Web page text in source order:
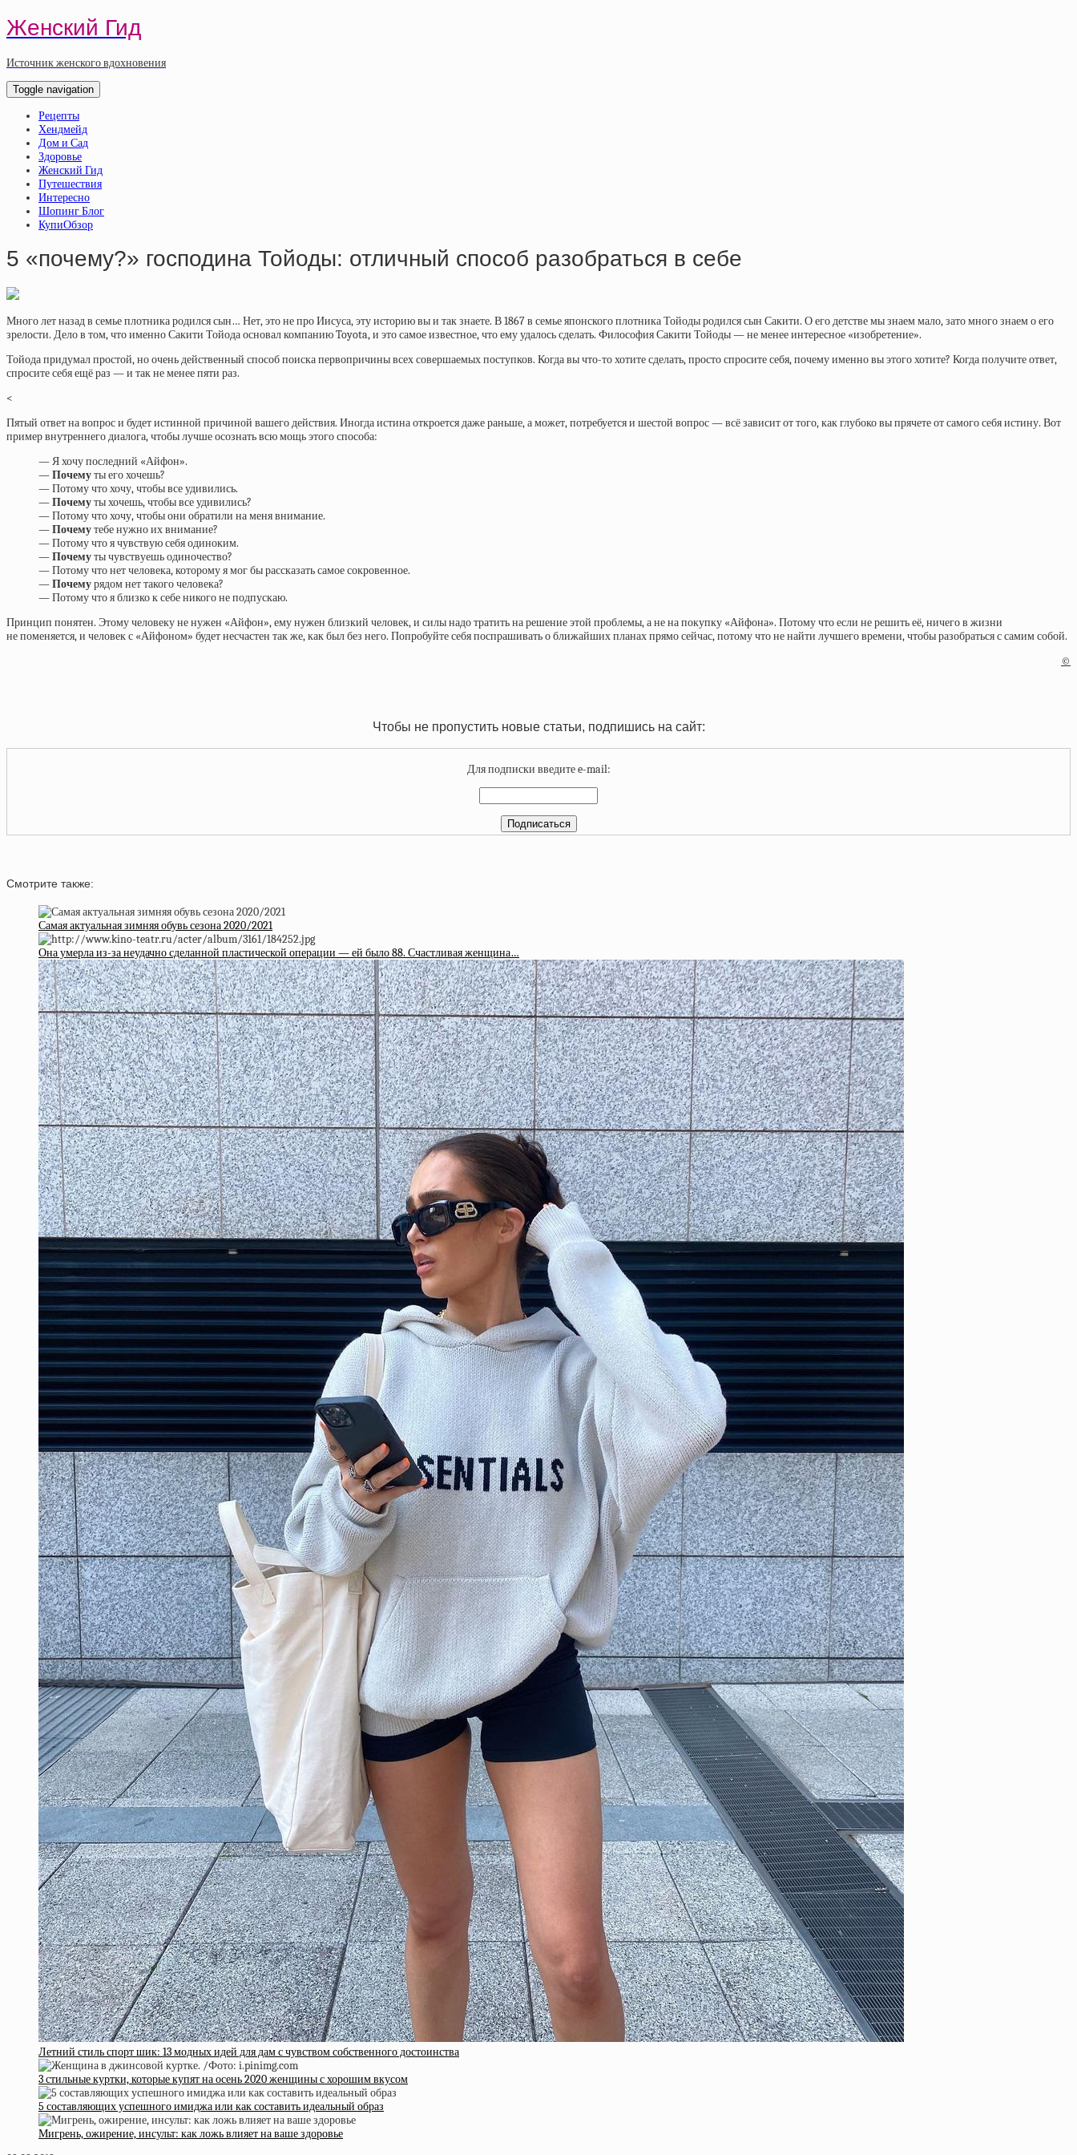
Женский Гид
Источник женского вдохновения
Toggle navigation
Рецепты
Хендмейд
Дом и Сад
Здоровье
Женский Гид
Путешествия
Интересно
Шопинг Блог
КупиОбзор
5 «почему?» господина Тойоды: отличный способ разобраться в себе
Много лет назад в семье плотника родился сын… Нет, это не про Иисуса, эту историю вы и так знаете. В 1867 в семье японского плотника Тойоды родился сын Сакити. О его детстве мы знаем мало, зато много знаем о его
зрелости. Дело в том, что именно Сакити Тойода основал компанию Toyota, и это самое известное, что ему удалось сделать. Философия Сакити Тойоды — не менее интересное «изобретение».
Тойода придумал простой, но очень действенный способ поиска первопричины всех совершаемых поступков. Когда вы что-то хотите сделать, просто спросите себя, почему именно вы этого хотите? Когда получите ответ,
спросите себя ещё раз — и так не менее пяти раз.
<
Пятый ответ на вопрос и будет истинной причиной вашего действия. Иногда истина откроется даже раньше, а может, потребуется и шестой вопрос — всё зависит от того, как глубоко вы прячете от самого себя истину. Вот
пример внутреннего диалога, чтобы лучше осознать всю мощь этого способа:
— Я хочу последний «Айфон».
—Почемуты его хочешь?
— Потому что хочу, чтобы все удивились.
—Почемуты хочешь, чтобы все удивились?
— Потому что хочу, чтобы они обратили на меня внимание.
—Почемутебе нужно их внимание?
— Потому что я чувствую себя одиноким.
—Почемуты чувствуешь одиночество?
— Потому что нет человека, которому я мог бы рассказать самое сокровенное.
—Почемурядом нет такого человека?
— Потому что я близко к себе никого не подпускаю.
Принцип понятен. Этому человеку не нужен «Айфон», ему нужен близкий человек, и силы надо тратить на решение этой проблемы, а не на покупку «Айфона». Потому что если не решить её, ничего в жизни
не поменяется, и человек с «Айфоном» будет несчастен так же, как был без него. Попробуйте себя поспрашивать о ближайших планах прямо сейчас, потому что не найти лучшего времени, чтобы разобраться с самим собой.
©
Чтобы не пропустить новые статьи, подпишись на сайт:
Для подписки введите e-mail:
Смотрите также:
Самая актуальная зимняя обувь сезона 2020/2021
Она умерла из-за неудачно сделанной пластической операции — ей было 88. Счастливая женщина…
Летний стиль спорт шик: 13 модных идей для дам с чувством собственного достоинства
3 стильные куртки, которые купят на осень 2020 женщины с хорошим вкусом
5 составляющих успешного имиджа или как составить идеальный образ
Мигрень, ожирение, инсульт: как ложь влияет на ваше здоровье